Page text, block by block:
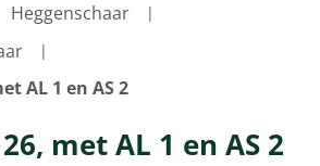
Heggenschaar
AL 1 en AS 2
met AL 1 en AS 2